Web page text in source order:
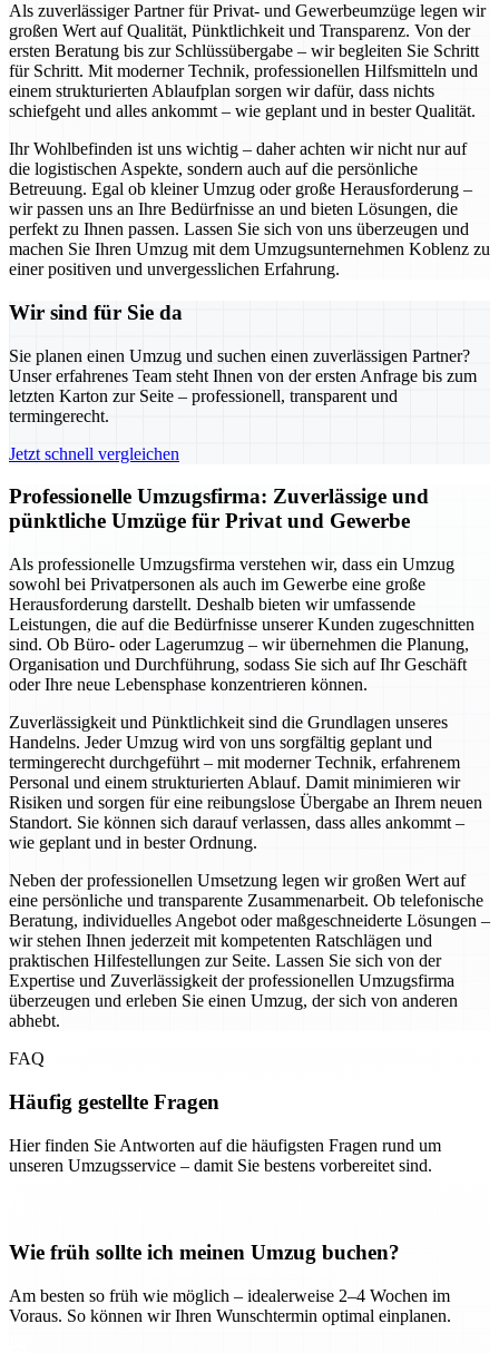
Als zuverlässiger Partner für Privat- und Gewerbeumzüge legen wir
großen Wert auf Qualität, Pünktlichkeit und Transparenz. Von der
ersten Beratung bis zur Schlüssübergabe – wir begleiten Sie Schritt
für Schritt. Mit moderner Technik, professionellen Hilfsmitteln und
einem strukturierten Ablaufplan sorgen wir dafür, dass nichts
schiefgeht und alles ankommt – wie geplant und in bester Qualität.
Ihr Wohlbefinden ist uns wichtig – daher achten wir nicht nur auf
die logistischen Aspekte, sondern auch auf die persönliche
Betreuung. Egal ob kleiner Umzug oder große Herausforderung –
wir passen uns an Ihre Bedürfnisse an und bieten Lösungen, die
perfekt zu Ihnen passen. Lassen Sie sich von uns überzeugen und
machen Sie Ihren Umzug mit dem Umzugsunternehmen Koblenz zu
einer positiven und unvergesslichen Erfahrung.
Wir sind für Sie da
Sie planen einen Umzug und suchen einen zuverlässigen Partner?
Unser erfahrenes Team steht Ihnen von der ersten Anfrage bis zum
letzten Karton zur Seite – professionell, transparent und
termingerecht.
Jetzt schnell vergleichen
Professionelle Umzugsfirma: Zuverlässige und
pünktliche Umzüge für Privat und Gewerbe
Als professionelle Umzugsfirma verstehen wir, dass ein Umzug
sowohl bei Privatpersonen als auch im Gewerbe eine große
Herausforderung darstellt. Deshalb bieten wir umfassende
Leistungen, die auf die Bedürfnisse unserer Kunden zugeschnitten
sind. Ob Büro- oder Lagerumzug – wir übernehmen die Planung,
Organisation und Durchführung, sodass Sie sich auf Ihr Geschäft
oder Ihre neue Lebensphase konzentrieren können.
Zuverlässigkeit und Pünktlichkeit sind die Grundlagen unseres
Handelns. Jeder Umzug wird von uns sorgfältig geplant und
termingerecht durchgeführt – mit moderner Technik, erfahrenem
Personal und einem strukturierten Ablauf. Damit minimieren wir
Risiken und sorgen für eine reibungslose Übergabe an Ihrem neuen
Standort. Sie können sich darauf verlassen, dass alles ankommt –
wie geplant und in bester Ordnung.
Neben der professionellen Umsetzung legen wir großen Wert auf
eine persönliche und transparente Zusammenarbeit. Ob telefonische
Beratung, individuelles Angebot oder maßgeschneiderte Lösungen –
wir stehen Ihnen jederzeit mit kompetenten Ratschlägen und
praktischen Hilfestellungen zur Seite. Lassen Sie sich von der
Expertise und Zuverlässigkeit der professionellen Umzugsfirma
überzeugen und erleben Sie einen Umzug, der sich von anderen
abhebt.
FAQ
Häufig gestellte Fragen
Hier finden Sie Antworten auf die häufigsten Fragen rund um
unseren Umzugsservice – damit Sie bestens vorbereitet sind.
Wie früh sollte ich meinen Umzug buchen?
Am besten so früh wie möglich – idealerweise 2–4 Wochen im
Voraus. So können wir Ihren Wunschtermin optimal einplanen.